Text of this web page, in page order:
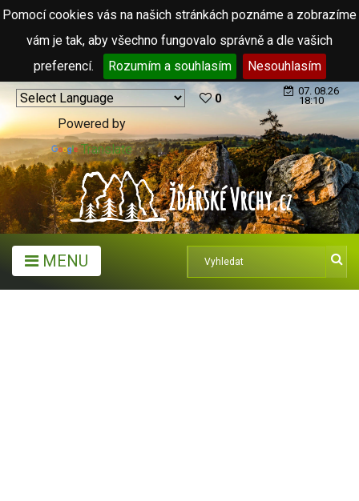
Pomocí cookies vás na našich stránkách poznáme a zobrazíme
vám je tak, aby všechno fungovalo správně a dle vašich
preferencí.
Rozumím a souhlasím Nesouhlasím
Powered by
Translate
0
07. 08.26
18:10
MENU